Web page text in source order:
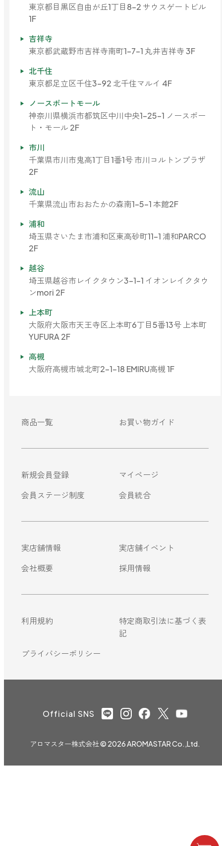
東京都目黒区自由が丘1丁目8-2 サウスゲートビル
1F
吉祥寺
東京都武蔵野市吉祥寺南町1-7-1 丸井吉祥寺 3F
北千住
東京都足立区千住3-92 北千住マルイ 4F
ノースポートモール
神奈川県横浜市都筑区中川中央1-25-1 ノースポー
ト・モール 2F
市川
千葉県市川市鬼高1丁目1番1号 市川コルトンプラザ
2F
流山
千葉県流山市おおたかの森南1-5-1 本館2F
浦和
埼玉県さいたま市浦和区東高砂町11-1 浦和PARCO
2F
越谷
埼玉県越谷市レイクタウン3-1-1 イオンレイクタウ
ンmori 2F
上本町
大阪府大阪市天王寺区上本町6丁目5番13号 上本町
YUFURA 2F
高槻
大阪府高槻市城北町2-1-18 EMIRU高槻 1F
商品一覧 お買い物ガイド
新規会員登録
マイページ
会員ステージ制度
会員統合
実店舗情報
実店舗イベント
会社概要
採用情報
利用規約
特定商取引法に基づく表
記
プライバシーポリシー
Official SNS
アロマスター株式会社© 2026 AROMASTAR Co.,Ltd.